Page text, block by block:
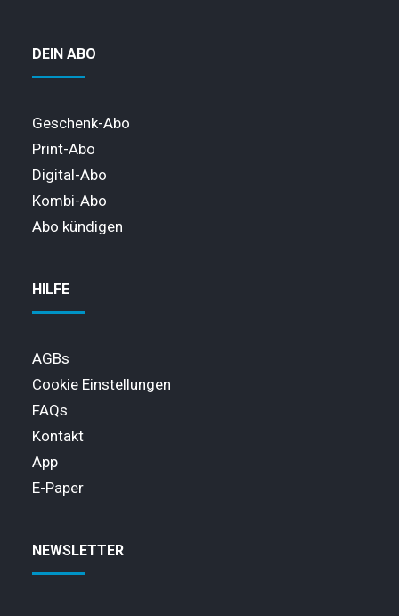
DEIN ABO
Geschenk-Abo
Print-Abo
Digital-Abo
Kombi-Abo
Abo kündigen
HILFE
AGBs
Cookie Einstellungen
FAQs
Kontakt
App
E-Paper
NEWSLETTER